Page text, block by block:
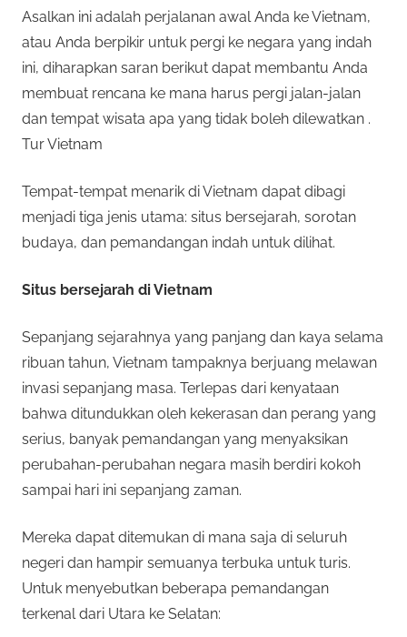
s
m
i
D
a
n
T
e
r
p
e
c
a
p
e
n
y
e
d
a
p
e
m
i
a
n
g
i
s
a
a
Asalkan ini adalah perjalanan awal Anda ke Vietnam,
atau Anda berpikir untuk pergi ke negara yang indah
ini, diharapkan saran berikut dapat membantu Anda
membuat rencana ke mana harus pergi jalan-jalan
dan tempat wisata apa yang tidak boleh dilewatkan .
Tur Vietnam
Tempat-tempat menarik di Vietnam dapat dibagi
menjadi tiga jenis utama: situs bersejarah, sorotan
budaya, dan pemandangan indah untuk dilihat.
Situs bersejarah di Vietnam
Sepanjang sejarahnya yang panjang dan kaya selama
ribuan tahun, Vietnam tampaknya berjuang melawan
invasi sepanjang masa. Terlepas dari kenyataan
bahwa ditundukkan oleh kekerasan dan perang yang
serius, banyak pemandangan yang menyaksikan
perubahan-perubahan negara masih berdiri kokoh
sampai hari ini sepanjang zaman.
Mereka dapat ditemukan di mana saja di seluruh
negeri dan hampir semuanya terbuka untuk turis.
Untuk menyebutkan beberapa pemandangan
terkenal dari Utara ke Selatan: